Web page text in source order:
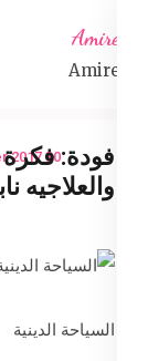
content
Enter)
Amireta
Amireta
30 September 2017
فودة: فكرة
والعلاجيه
السياحة الدينية